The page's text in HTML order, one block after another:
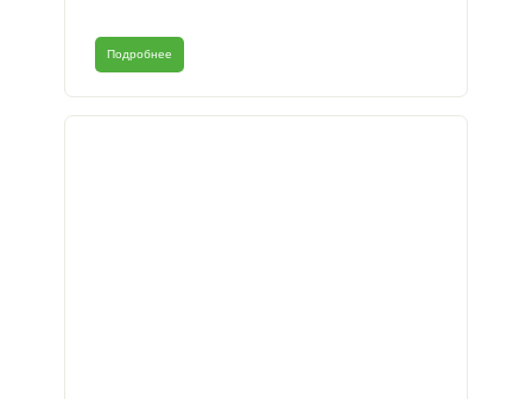
Подробнее